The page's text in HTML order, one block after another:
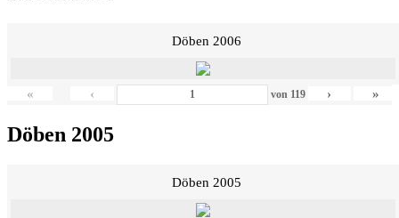
Döben 2006
« ‹ von 119 › »
Döben 2005
Döben 2005